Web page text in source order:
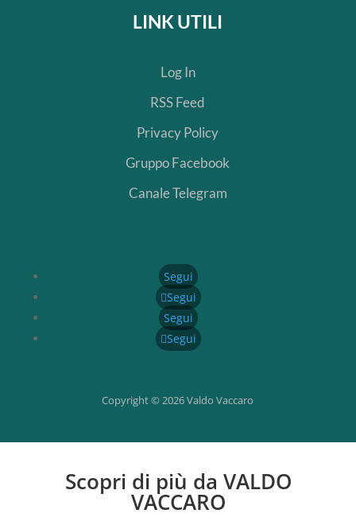
LINK UTILI
Log In
RSS Feed
Privacy Policy
Gruppo Facebook
Canale Telegram
Segui
Segui
Segui
Segui
Copyright © 2026 Valdo Vaccaro
Scopri di più da VALDO
VACCARO